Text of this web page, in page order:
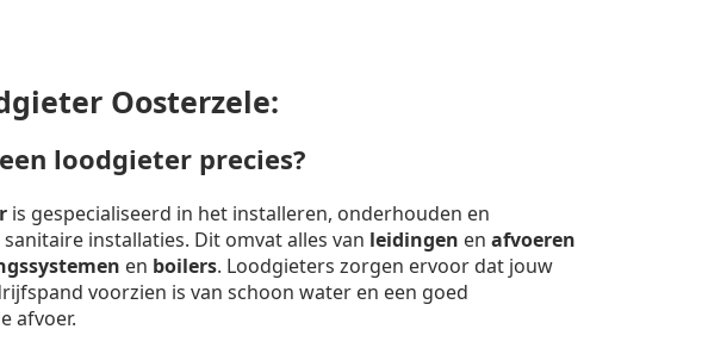
Oosterzele:
loodgieter precies?
is gespecialiseerd in het installeren, onderhouden en
installaties. Dit omvat alles van leidingen en afvoeren
en boilers. Loodgieters zorgen ervoor dat jouw
voorzien is van schoon water en een goed
afvoer.